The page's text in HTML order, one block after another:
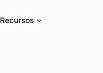
Recursos